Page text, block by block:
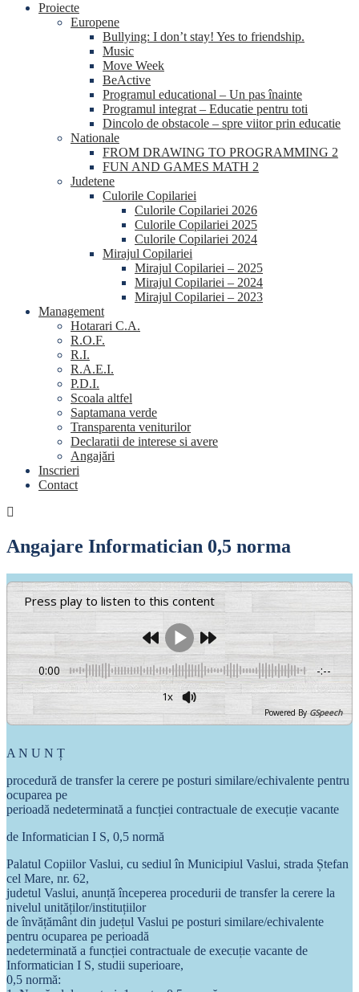
Proiecte
Europene
Bullying: I don’t stay! Yes to friendship.
Music
Move Week
BeActive
Programul educational – Un pas înainte
Programul integrat – Educatie pentru toti
Dincolo de obstacole – spre viitor prin educatie
Nationale
FROM DRAWING TO PROGRAMMING 2
FUN AND GAMES MATH 2
Judetene
Culorile Copilariei
Culorile Copilariei 2026
Culorile Copilariei 2025
Culorile Copilariei 2024
Mirajul Copilariei
Mirajul Copilariei – 2025
Mirajul Copilariei – 2024
Mirajul Copilariei – 2023
Management
Hotarari C.A.
R.O.F.
R.I.
R.A.E.I.
P.D.I.
Scoala altfel
Saptamana verde
Transparenta veniturilor
Declaratii de interese si avere
Angajări
Inscrieri
Contact
Angajare Informatician 0,5 norma
Press play to listen to this content
0:00 -:--
1x
Powered By GSpeech
A N U N Ț
procedură de transfer la cerere pe posturi similare/echivalente pentru
ocuparea pe
perioadă nedeterminată a funcției contractuale de execuție vacante
de Informatician I S, 0,5 normă
Palatul Copiilor Vaslui, cu sediul în Municipiul Vaslui, strada Ștefan
cel Mare, nr. 62,
judetul Vaslui, anunță începerea procedurii de transfer la cerere la
nivelul unităților/instituțiilor
de învățământ din județul Vaslui pe posturi similare/echivalente
pentru ocuparea pe perioadă
nedeterminată a funcției contractuale de execuție vacante de
Informatician I S, studii superioare,
0,5 normă: